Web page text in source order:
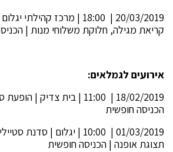
20/03/2019 | 18:00 | מרכז
קריאת מגילה, חלוקת משלוחי מנות |
אירועים לגמלאים:
18/02/2019 | 11:00 | בית צדיק
הכניסה חופשית
01/03/2019 | 10:00 | יגלום |
תצוגת אופנה | הכניסה חופשית